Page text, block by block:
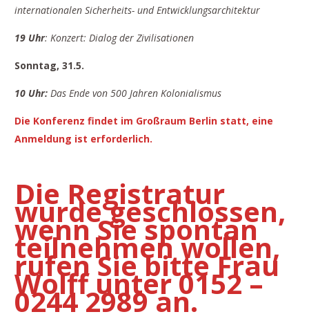
internationalen Sicherheits- und Entwicklungsarchitektur
19 Uhr: Konzert: Dialog der Zivilisationen
Sonntag, 31.5.
10 Uhr:Das Ende von 500 Jahren Kolonialismus
Die Konferenz findet im Großraum Berlin statt, eine
Anmeldung ist erforderlich.
Die Registratur
wurde geschlossen,
wenn Sie spontan
teilnehmen wollen,
rufen Sie bitte Frau
Wolff unter 0152 –
0244 2989 an.